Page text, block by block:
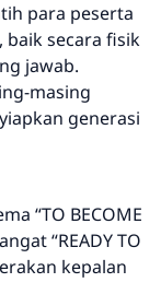
para peserta
secara fisik
jawab.
masing
generasi
“TO BECOME
“READY TO
kepalan